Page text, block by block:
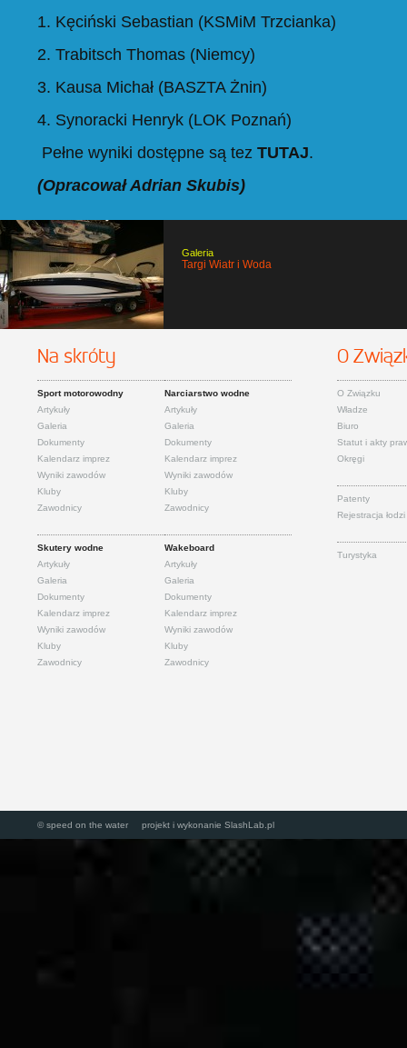
1. Kęciński Sebastian (KSMiM Trzcianka)
2. Trabitsch Thomas (Niemcy)
3. Kausa Michał (BASZTA Żnin)
4. Synoracki Henryk (LOK Poznań)
Pełne wyniki dostępne są tez TUTAJ.
(Opracował Adrian Skubis)
Galeria
Targi Wiatr i Woda
Na skróty
Sport motorowodny
Artykuły
Galeria
Dokumenty
Kalendarz imprez
Wyniki zawodów
Kluby
Zawodnicy
Narciarstwo wodne
Artykuły
Galeria
Dokumenty
Kalendarz imprez
Wyniki zawodów
Kluby
Zawodnicy
Skutery wodne
Artykuły
Galeria
Dokumenty
Kalendarz imprez
Wyniki zawodów
Kluby
Zawodnicy
Wakeboard
Artykuły
Galeria
Dokumenty
Kalendarz imprez
Wyniki zawodów
Kluby
Zawodnicy
O
O Związku
Władze
Biuro
Statut i akty
Okręgi
Patenty
Rejestracja łodzi
Turystyka
© speed on the water projekt i wykonanie SlashLab.pl